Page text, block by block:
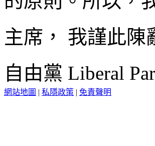
主席， 我謹此陳
自由黨 Liberal
網站地圖 | 私隱政策 | 免責聲明